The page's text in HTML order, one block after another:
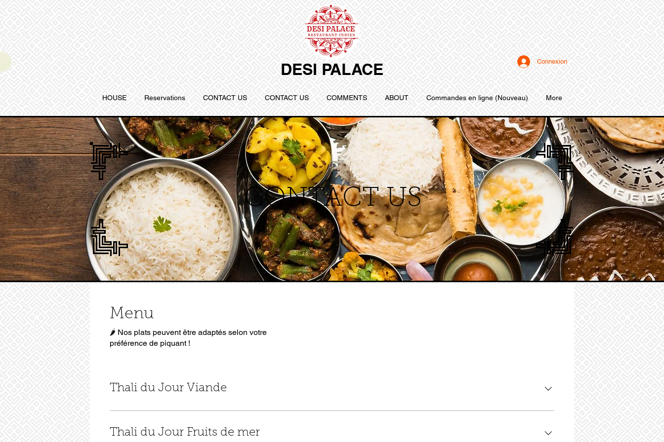
DESI PALACE Connexion
HOUSE Reservations CONTACT US CONTACT US COMMENTS ABOUT Commandes en ligne (Nouveau) More
CONTACT US
Menu
🌶️ Nos plats peuvent être adaptés selon votre
préférence de piquant !
Thali du Jour Viande
Thali du Jour Fruits de mer